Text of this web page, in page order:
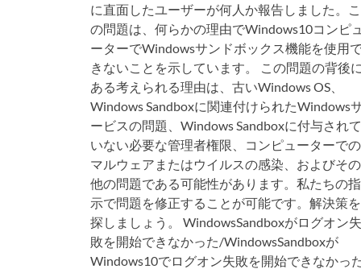
に直面したユーザーが何人か報告しました。こ
の問題は、何らかの理由でWindows10コンピュ
ーターでWindowsサンドボックス機能を使用
きないことを示しています。 この問題の背後に
ある考えられる理由は、古いWindows OS、
Windows Sandboxに関連付けられたWindows
ービスの問題、Windows Sandboxに付与されて
いない必要な管理者権限、コンピューターでの
マルウェアまたはウイルスの感染、およびその
他の問題である可能性があります。私たちの指
示で問題を修正することが可能です。解決策を
探しましょう。 WindowsSandboxがログオン失
敗を開始できなかった/WindowsSandboxが
Windows10でログオン失敗を開始できなかっ